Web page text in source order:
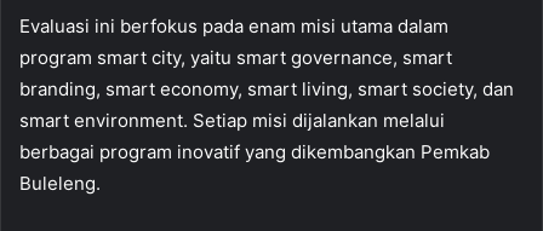
Evaluasi ini berfokus pada enam misi utama dalam
program smart city, yaitu smart governance, smart
branding, smart economy, smart living, smart society, dan
smart environment. Setiap misi dijalankan melalui
berbagai program inovatif yang dikembangkan Pemkab
Buleleng.